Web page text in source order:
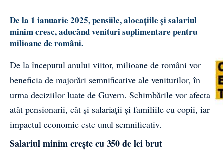
De la 1 ianuarie 2025, pensiile, alocațiile și salariul
minim cresc, aducând venituri suplimentare pentru
milioane de români.
De la începutul anului viitor, milioane de români vor
beneficia de majorări semnificative ale veniturilor, în
urma deciziilor luate de Guvern. Schimbările vor afecta
atât pensionarii, cât și salariații și familiile cu copii, iar
impactul economic este unul semnificativ.
Salariul minim crește cu 350 de lei brut